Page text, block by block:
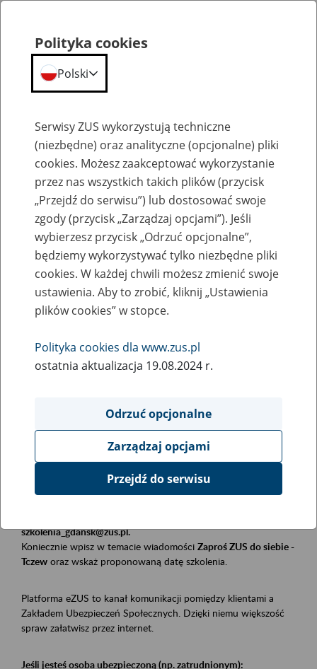
Szkolenia
Zaproś ZUS do siebie: eZUS, wizyty
rezerwowane, e-wizyty, Aktywni 50+
Rodzaj wydarzenia
Szkolenia
Obszar merytoryczny
Płatnicy, ubezpieczeni, świadczeniobiorcy
Opis wydarzenia
Szkolenie stacjonarne w siedzibie firmy, instytucji, urzędu.
szkolenia_gdansk@zus.pl.
Koniecznie wpisz w temacie wiadomości Zaproś ZUS do siebie -
Tczew oraz wskaż proponowaną datę szkolenia.
Platforma eZUS to kanał komunikacji pomiędzy klientami a
Zakładem Ubezpieczeń Społecznych. Dzięki niemu większość
spraw załatwisz przez internet.
Jeśli jesteś osoba ubezpieczoną (np. zatrudnionym):
Polityka cookies
Polski
Serwisy ZUS wykorzystują techniczne
(niezbędne) oraz analityczne (opcjonalne) pliki
cookies. Możesz zaakceptować wykorzystanie
przez nas wszystkich takich plików (przycisk
„Przejdź do serwisu”) lub dostosować swoje
zgody (przycisk „Zarządzaj opcjami”). Jeśli
wybierzesz przycisk „Odrzuć opcjonalne”,
będziemy wykorzystywać tylko niezbędne pliki
cookies. W każdej chwili możesz zmienić swoje
ustawienia. Aby to zrobić, kliknij „Ustawienia
plików cookies” w stopce.
Polityka cookies dla www.zus.pl
ostatnia aktualizacja 19.08.2024 r.
Odrzuć opcjonalne
Zarządzaj opcjami
Przejdź do serwisu